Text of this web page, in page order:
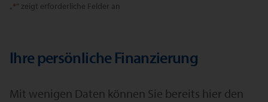
„*“ zeigt erforderliche Felder an
Ihre persönliche Finanzierung
Mit wenigen Daten können Sie bereits hier den